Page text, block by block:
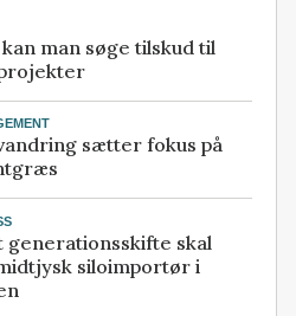
man søge tilskud til
sætter fokus på
generationsskifte skal
siloimportør i